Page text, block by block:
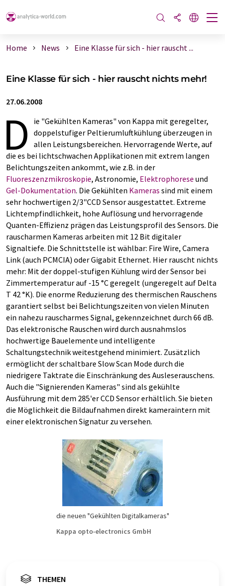
Home News Eine Klasse für sich - hier rauscht ...
Eine Klasse für sich - hier rauscht nichts mehr!
27.06.2008
D
ie "Gekühlten Kameras" von Kappa mit geregelter,
doppelstufiger Peltierumluftkühlung überzeugen in
allen Leistungsbereichen. Hervorragende Werte, auf
die es bei lichtschwachen Applikationen mit extrem langen
Belichtungszeiten ankommt, wie z.B. in der
Fluoreszenzmikroskopie, Astronomie, Elektrophorese und
Gel-Dokumentation. Die Gekühlten Kameras sind mit einem
sehr hochwertigen 2/3"CCD Sensor ausgestattet. Extreme
Lichtempfindlichkeit, hohe Auflösung und hervorragende
Quanten-Effizienz prägen das Leistungsprofil des Sensors. Die
rauscharmen Kameras arbeiten mit 12 Bit digitaler
Signaltiefe. Die Schnittstelle ist wählbar: Fire Wire, Camera
Link (auch PCMCIA) oder Gigabit Ethernet. Hier rauscht nichts
mehr: Mit der doppel-stufigen Kühlung wird der Sensor bei
Zimmertemperatur auf -15 °C geregelt (ungeregelt auf Delta
T 42 °K). Die enorme Reduzierung des thermischen Rauschens
garantiert selbst bei Belichtungszeiten von vielen Minuten
ein nahezu rauscharmes Signal, gekennzeichnet durch 66 dB.
Das elektronische Rauschen wird durch ausnahmslos
hochwertige Bauelemente und intelligente
Schaltungstechnik weitestgehend minimiert. Zusätzlich
ermöglicht der schaltbare Slow Scan Mode durch die
niedrigere Taktrate die Einschränkung des Ausleserauschens.
Auch die "Signierenden Kameras" sind als gekühlte
Ausführung mit dem 285'er CCD Sensor erhältlich. Sie bieten
die Möglichkeit die Bildaufnahmen direkt kameraintern mit
einer elektronischen Signatur zu versehen.
die neuen "Gekühlten Digitalkameras"
Kappa opto-electronics GmbH
THEMEN